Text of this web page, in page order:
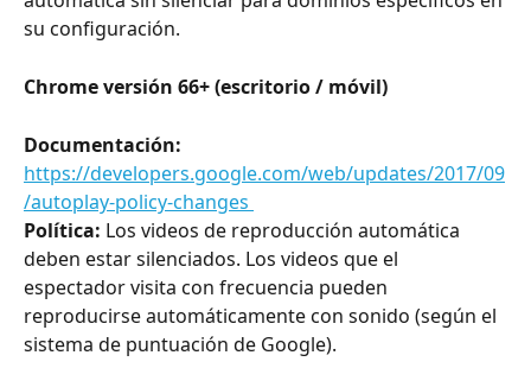
su configuración.
Chrome versión 66+ (escritorio / móvil)
Documentación:
https://developers.google.com/web/updates/2017/09
/autoplay-policy-changes
Política: Los videos de reproducción automática
deben estar silenciados. Los videos que el
espectador visita con frecuencia pueden
reproducirse automáticamente con sonido (según el
sistema de puntuación de Google).